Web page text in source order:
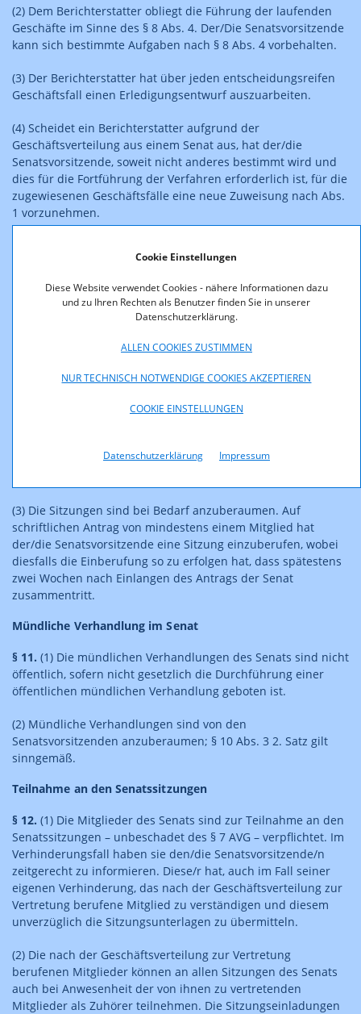
Cookie Einstellungen
Diese Website verwendet Cookies - nähere Informationen dazu
und zu Ihren Rechten als Benutzer finden Sie in unserer
Datenschutzerklärung.
ALLEN COOKIES ZUSTIMMEN
NUR TECHNISCH NOTWENDIGE COOKIES AKZEPTIEREN
COOKIE EINSTELLUNGEN
Datenschutzerklärung Impressum
(2) Dem Berichterstatter obliegt die Führung der laufenden
Geschäfte im Sinne des § 8 Abs. 4. Der/Die Senatsvorsitzende
kann sich bestimmte Aufgaben nach § 8 Abs. 4 vorbehalten.
(3) Der Berichterstatter hat über jeden entscheidungsreifen
Geschäftsfall einen Erledigungsentwurf auszuarbeiten.
(4) Scheidet ein Berichterstatter aufgrund der
Geschäftsverteilung aus einem Senat aus, hat der/die
Senatsvorsitzende, soweit nicht anderes bestimmt wird und
dies für die Fortführung der Verfahren erforderlich ist, für die
zugewiesenen Geschäftsfälle eine neue Zuweisung nach Abs.
1 vorzunehmen.
Senatsvorsitzenden anberaumt.
(2) Zu den Sitzungen lädt der/die Senatsvorsitzende
schriftlich oder per E-Mail ein. Die Einladung mit Ort, Tag,
Beratung bildenden Unterlagen, einschließlich der
Werktage vor dem Sitzungstermin übermittelt werden. In
ausnahmsweise auch mündlich oder in jeder anderen
(3) Die Sitzungen sind bei Bedarf anzuberaumen. Auf
schriftlichen Antrag von mindestens einem Mitglied hat
der/die Senatsvorsitzende eine Sitzung einzuberufen, wobei
diesfalls die Einberufung so zu erfolgen hat, dass spätestens
zwei Wochen nach Einlangen des Antrags der Senat
zusammentritt.
Mündliche Verhandlung im Senat
§ 11. (1) Die mündlichen Verhandlungen des Senats sind nicht
öffentlich, sofern nicht gesetzlich die Durchführung einer
öffentlichen mündlichen Verhandlung geboten ist.
(2) Mündliche Verhandlungen sind von den
Senatsvorsitzenden anzuberaumen; § 10 Abs. 3 2. Satz gilt
sinngemäß.
Teilnahme an den Senatssitzungen
§ 12. (1) Die Mitglieder des Senats sind zur Teilnahme an den
Senatssitzungen – unbeschadet des § 7 AVG – verpflichtet. Im
Verhinderungsfall haben sie den/die Senatsvorsitzende/n
zeitgerecht zu informieren. Diese/r hat, auch im Fall seiner
eigenen Verhinderung, das nach der Geschäftsverteilung zur
Vertretung berufene Mitglied zu verständigen und diesem
unverzüglich die Sitzungsunterlagen zu übermitteln.
(2) Die nach der Geschäftsverteilung zur Vertretung
berufenen Mitglieder können an allen Sitzungen des Senats
auch bei Anwesenheit der von ihnen zu vertretenden
Mitglieder als Zuhörer teilnehmen. Die Sitzungseinladungen